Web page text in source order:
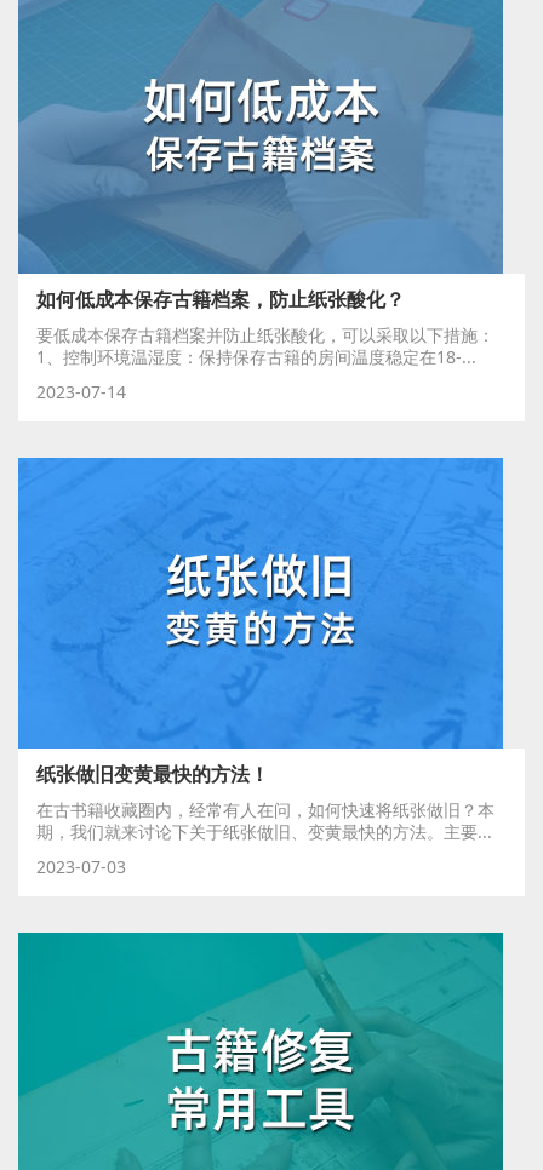
如何低成本保存古籍档案，防止纸张酸化？
要低成本保存古籍档案并防止纸张酸化，可以采取以下措施：
1、控制环境温湿度：保持保存古籍的房间温度稳定在18-...
2023-07-14
纸张做旧变黄最快的方法！
在古书籍收藏圈内，经常有人在问，如何快速将纸张做旧？本
期，我们就来讨论下关于纸张做旧、变黄最快的方法。主要...
2023-07-03